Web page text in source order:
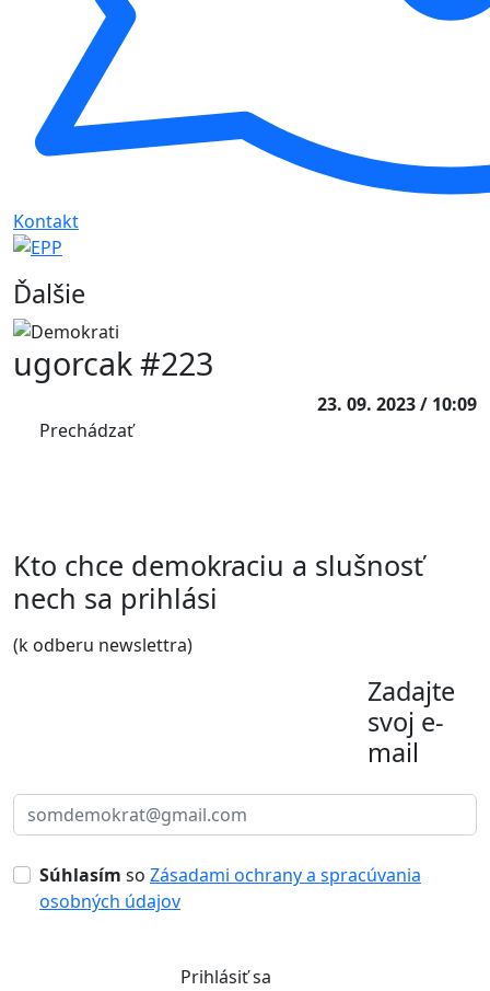
Kontakt
Ďalšie
Prechádzať
ugorcak #223
23. 09. 2023 / 10:09
Kto chce demokraciu a slušnosť
nech sa prihlási
(k odberu newslettra)
Zadajte
svoj e-
mail
Súhlasím so Zásadami ochrany a spracúvania
osobných údajov
Prihlásiť sa